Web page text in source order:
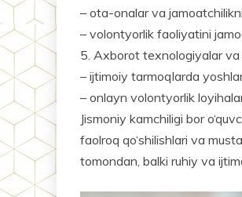
– ota-onalar va
– volontyorlik faoliyatini
5. Axborot texnologiyalar
– ijtimoiy tarmoqlarda
– onlayn volontyorlik
Jismoniy kamchiligi bor
faolroq qo‘shilishlari va
tomondan, balki ruhiy va